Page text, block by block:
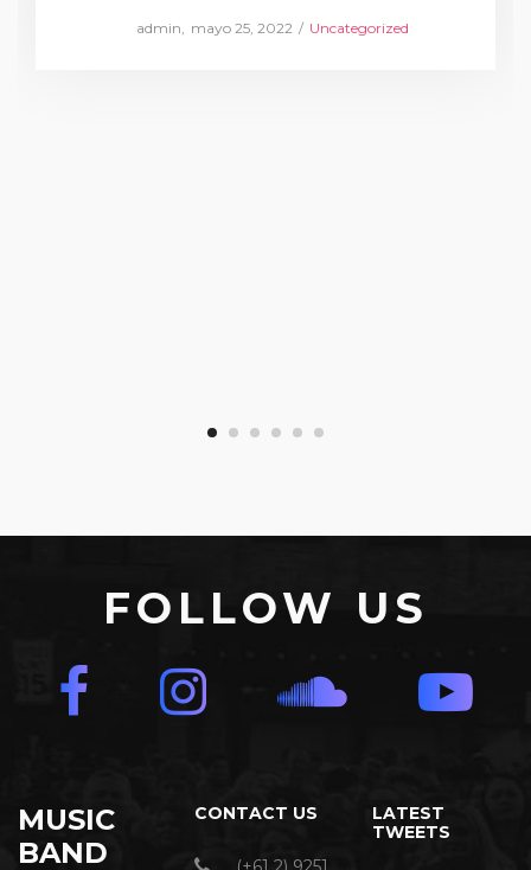
admin
Posted
mayo 25, 2022
Posted
Uncategorized
FOLLOW US
MUSIC
BAND
CONTACT US
LATEST
TWEETS